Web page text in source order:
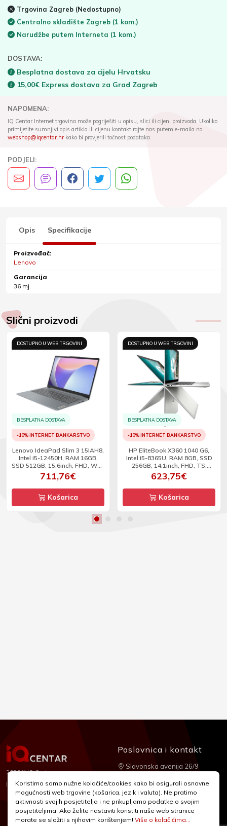
Trgovina Zagreb (Nedostupno)
Centralno skladište Zagreb (1 kom.)
Narudžbe putem Interneta (1 kom.)
DOSTAVA:
Besplatna dostava za cijelu Hrvatsku
15,00€ Express dostava za Grad Zagreb
NAPOMENA:
IQ Centar Internet trgovina može pogriješiti u opisu, slici ili cijeni proizvoda. Ukoliko
primijetite sumnjivi opis artikla ili cijenu kontaktirajte nas putem e-maila na
webshop@iqcentar.hrkako bi provjerili točnost podataka.
PODJELI:
Opis Specifikacije
Proizvođač:
Lenovo
Garancija
36 mj.
Slični proizvodi
DOSTUPNO U WEB TRGOVINI
BESPLATNA DOSTAVA
-10% INTERNET BANKARSTVO
Lenovo IdeaPad Slim 3 15IAH8,
Intel i5-12450H, RAM 16GB,
SSD 512GB, 15.6inch, FHD, W11
- Refurbished
711,76€
Košarica
DOSTUPNO U WEB TRGOVINI
BESPLATNA DOSTAVA
-10% INTERNET BANKARSTVO
HP EliteBook X360 1040 G6,
Intel i5-8365U, RAM 8GB, SSD
256GB, 14.1inch, FHD, TS,
WinPro - Refurbished
623,75€
Košarica
2026 © IQ Centar
Izrada:Nubilus
Poslovnica i kontakt
Slavonska avenija 26/9
+385 1 2455 950
webshop@iqcentar.hr
Pon - Pet od 9 - 17h
Koristimo samo nužne kolačiće/cookies kako bi osigurali osnovne
mogućnosti web trgovine (košarica, jezik i valuta). Ne pratimo
aktivnosti svojih posjetitelja i ne prikupljamo podatke o svojim
posjetiteljima! Ako želite nastaviti koristiti naše web stranice
morate se složiti s njihovim korištenjem! Više o kolačićima...